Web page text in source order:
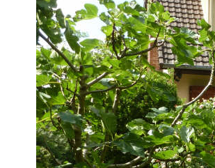
MAISON FAMILIALE DE 5
TOUT SUR UN MAGNIFIQUE
BEL ENVIRONNEMENT
** €1 050 000 honoraires inclus|€1 000 000 hors
Diagnostics